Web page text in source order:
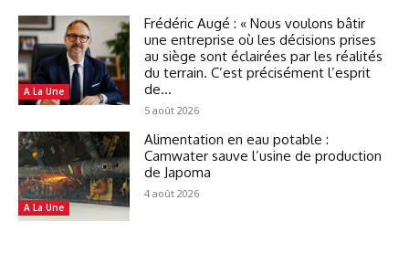
A La Une
Frédéric Augé : « Nous voulons bâtir
une entreprise où les décisions prises
au siège sont éclairées par les réalités
du terrain. C’est précisément l’esprit
de...
5 août 2026
A La Une
Alimentation en eau potable :
Camwater sauve l’usine de production
de Japoma
4 août 2026